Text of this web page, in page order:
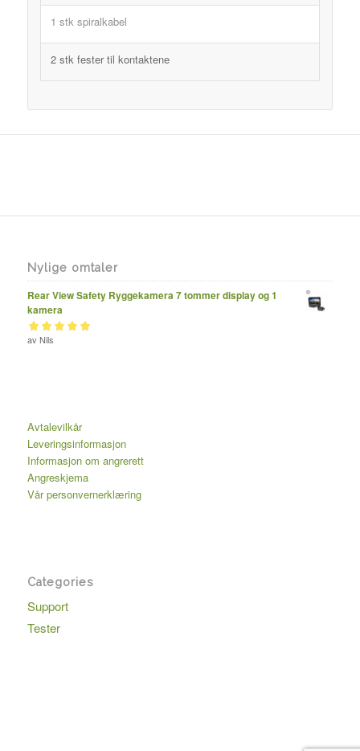
1 stk spiralkabel
2 stk fester til kontaktene
Nylige omtaler
Rear View Safety Ryggekamera 7 tommer display og 1
kamera
Vurdert
av Nils
Avtalevilkår
Leveringsinformasjon
Informasjon om angrerett
Angreskjema
Vår personvernerklæring
Categories
Support
Tester